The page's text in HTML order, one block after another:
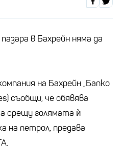
в Бахрейн няма да
на Бахрейн „Бапко
съобщи, че обявява
срещу голямата ѝ
на петрол, предава